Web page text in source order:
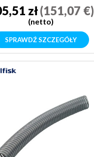
zł(151,07 €)
(netto)
SPRAWDŹ SZCZEGÓŁY